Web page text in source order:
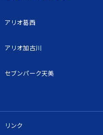
アリオ葛西
アリオ加古川
セブンパーク天美
リンク